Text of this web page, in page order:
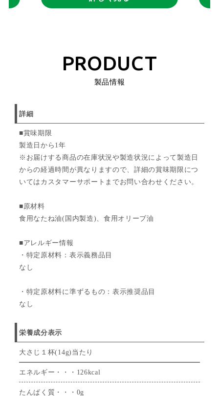
PRODUCT
製品情報
詳細
■賞味期限
製造日から1年
※お届けする商品の在庫状況や製造状況によって製造日
からの経過時間が異なりますので、詳細の賞味期限につ
いてはカスタマーサポートまでお問い合わせください。
■原材料
食用なたね油(国内製造)、食用オリーブ油
■アレルギー情報
・特定原材料：表示義務品目
なし
・特定原材料に準ずるもの：表示推奨品目
なし
栄養成分表示
大さじ１杯(14g)当たり
エネルギー・・・126kcal
たんぱく質・・・0g